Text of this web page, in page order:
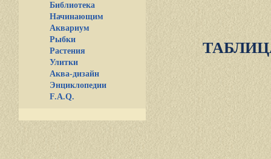
Библиотека
Начинающим
Аквариум
Рыбки
Растения
Улитки
Аква-дизайн
Энциклопедии
F.A.Q.